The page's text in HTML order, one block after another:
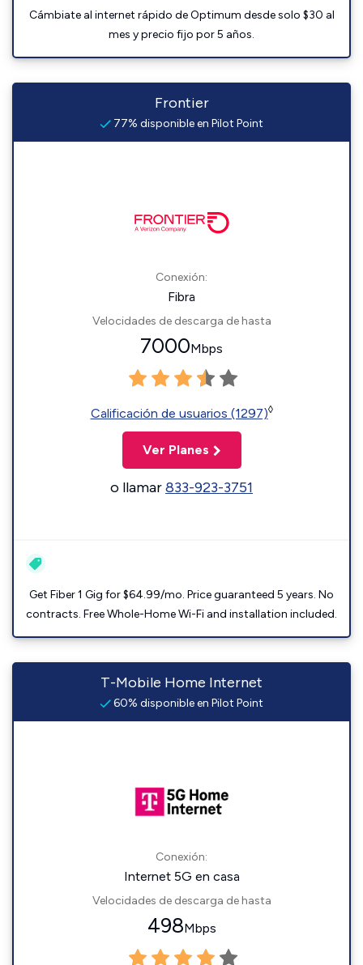
Cámbiate al internet rápido de Optimum desde solo $30 al
mes y precio fijo por 5 años.
Frontier
77% disponible en Pilot Point
Conexión:
Fibra
Velocidades de descarga de hasta
7000Mbps
Calificación de usuarios (1297)◊
Ver Planes
o llamar833-923-3751
Get Fiber 1 Gig for $64.99/mo. Price guaranteed 5 years. No
contracts. Free Whole-Home Wi-Fi and installation included.
T-Mobile Home Internet
60% disponible en Pilot Point
Conexión:
Internet 5G en casa
Velocidades de descarga de hasta
498Mbps